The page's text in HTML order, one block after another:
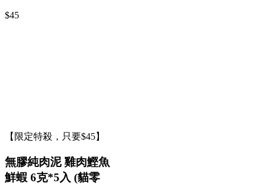
$45
【限定特殺，只要$45】
無膠純肉泥 雞肉鰹魚
鮮蝦 6克*5入 (貓零